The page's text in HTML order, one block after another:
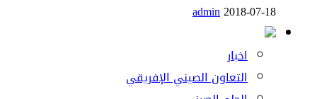
2018-07-18
admin
اخبار
التعاون الصيني الإفريقي